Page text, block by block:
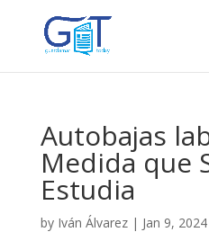
Autobajas
Medida que
Estudia
by Iván Álvarez| Jan 9, 2024